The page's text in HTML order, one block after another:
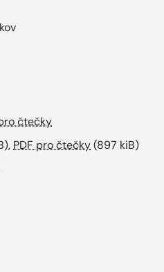
čtečky
PDF pro čtečky(897 kiB)